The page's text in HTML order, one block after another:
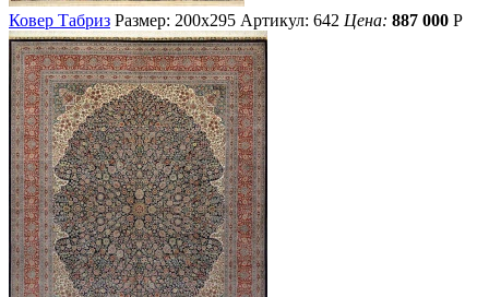
Ковер Табриз Размер: 200х295 Артикул: 642 Цена: 887 000 Р